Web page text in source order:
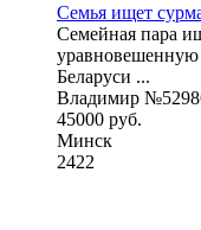
Семья ищет
Семейная пара
Беларуси ...
Владимир
45000 руб.
Минск
2422